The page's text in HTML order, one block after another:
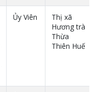
Ủy Viên
Thị xã
Hương trà
Thừa
Thiên Huế